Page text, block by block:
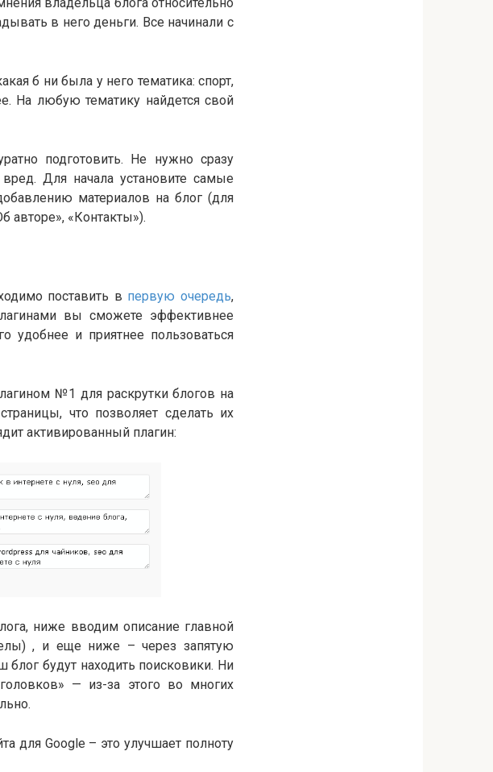
в него деньги. Все начинали с
б ни была у него тематика: спорт,
На любую тематику найдется свой
подготовить. Не нужно сразу
Для начала установите самые
материалов на блог (для
авторе», «Контакты»).
поставить в первую очередь,
вы сможете эффективнее
удобнее и приятнее пользоваться
№1 для раскрутки блогов на
что позволяет сделать их
активированный плагин:
ниже вводим описание главной
, и еще ниже – через запятую
будут находить поисковики. Ни
— из-за этого во многих
для Google – это улучшает полноту